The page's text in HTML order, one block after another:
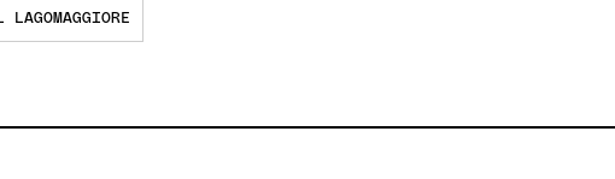
LAGOMAGGIORE